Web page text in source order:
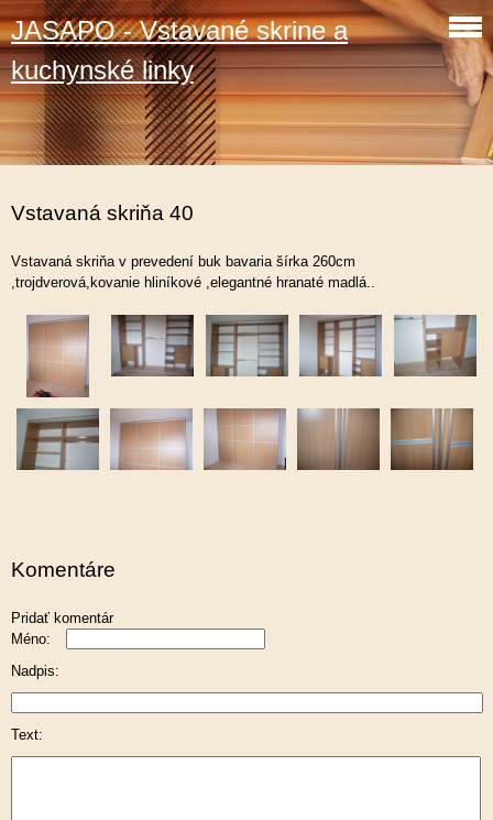
JASAPO - Vstavané skrine a
kuchynské linky
Vstavaná skriňa 40
Vstavaná skriňa v prevedení buk bavaria šírka 260cm
,trojdverová,kovanie hliníkové ,elegantné hranaté madlá..
Komentáre
Pridať komentár
Méno:
Nadpis:
Text: